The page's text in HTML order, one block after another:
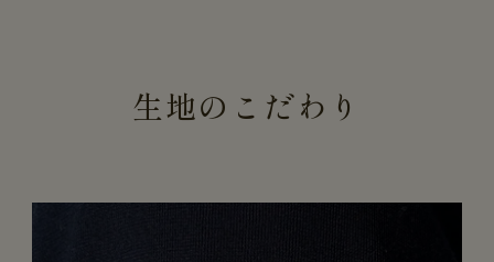
生地のこだわり